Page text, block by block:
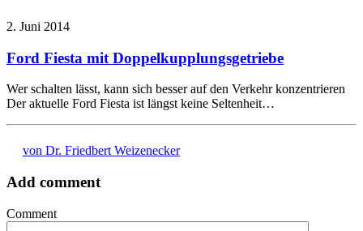
2. Juni 2014
Ford Fiesta mit Doppelkupplungsgetriebe
Wer schalten lässt, kann sich besser auf den Verkehr konzentrieren
Der aktuelle Ford Fiesta ist längst keine Seltenheit…
von Dr. Friedbert Weizenecker
Add comment
Comment